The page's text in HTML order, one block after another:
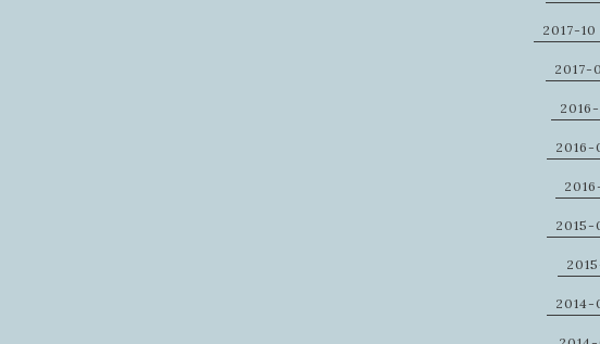
2017-10
2017-
2016-
2016-
2015-
2014-